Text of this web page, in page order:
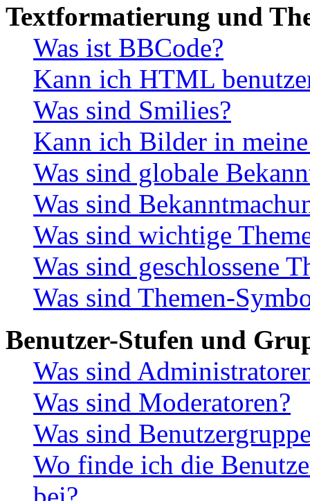
Textformatierung und
Was ist BBCode?
Kann ich HTML
Was sind Smilies?
Kann ich Bilder in
Was sind globale
Was sind
Was sind wichtige
Was sind geschlossene
Was sind Themen-
Benutzer-Stufen und
Was sind
Was sind Moderatoren?
Was sind
Wo finde ich die